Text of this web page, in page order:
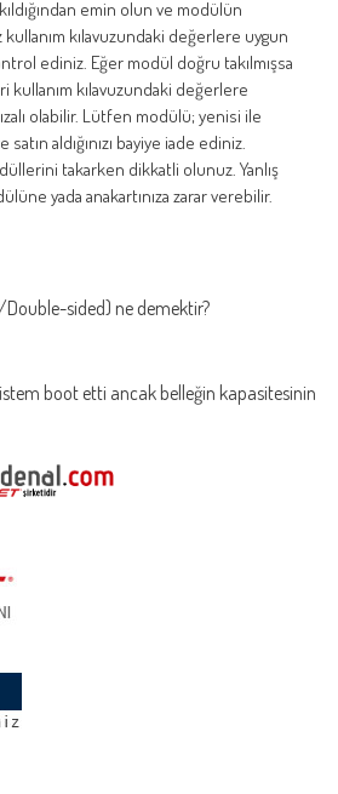
emin olun ve modülün
kılavuzundaki değerlere uygun
ediniz. Eğer modül doğru takılmışsa
kullanım kılavuzundaki değerlere
olabilir. Lütfen modülü; yenisi ile
aldığınızı bayiye iade ediniz.
takarken dikkatli olunuz. Yanlış
yada anakartınıza zarar verebilir.
sided) ne demektir?
boot etti ancak belleğin kapasitesinin